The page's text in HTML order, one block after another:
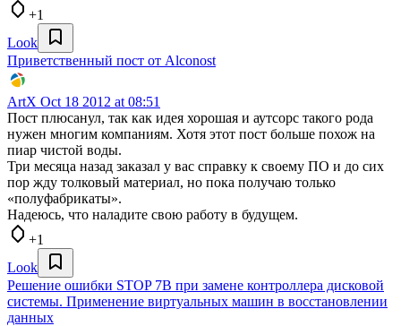
+1
Look
Приветственный пост от Alconost
ArtX Oct 18 2012 at 08:51
Пост плюсанул, так как идея хорошая и аутсорс такого рода
нужен многим компаниям. Хотя этот пост больше похож на
пиар чистой воды.
Три месяца назад заказал у вас справку к своему ПО и до сих
пор жду толковый материал, но пока получаю только
«полуфабрикаты».
Надеюсь, что наладите свою работу в будущем.
+1
Look
Решение ошибки STOP 7B при замене контроллера дисковой
системы. Применение виртуальных машин в восстановлении
данных